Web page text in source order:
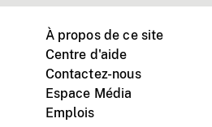
À propos de ce site
Centre d'aide
Contactez-nous
Espace Média
Emplois